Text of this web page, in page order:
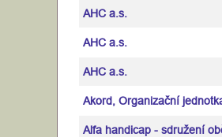
AHC a.s.
AHC a.s.
AHC a.s.
Akord, Organizační
Alfa handicap - sdružení